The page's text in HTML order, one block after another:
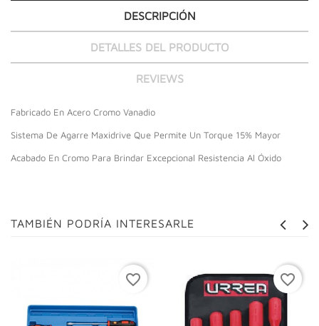
DESCRIPCIÓN
DETALLES DEL PRODUCTO
REVIEWS
Fabricado En Acero Cromo Vanadio
Sistema De Agarre Maxidrive Que Permite Un Torque 15% Mayor
Acabado En Cromo Para Brindar Excepcional Resistencia Al Óxido
TAMBIÉN PODRÍA INTERESARLE
favorite_border favorite_border